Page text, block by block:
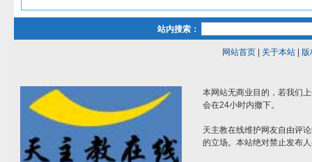
站内搜索：
网站首页| 关于本站| 版
本网站无商业目的，若我们
会在24小时内撤下。
天主教在线维护网友自由评
的立场。本站绝对禁止发布